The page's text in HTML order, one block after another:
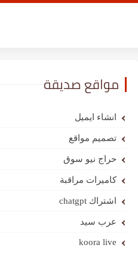
مواقع صديقة
انشاء ايميل
تصميم مواقع
حراج نيو سوق
كاميرات مراقبة
اشتراك chatgpt
عرب سيد
koora live